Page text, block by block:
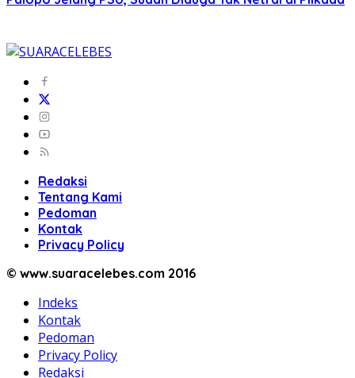
Redaksi
Tentang Kami
Pedoman
Kontak
Privacy Policy
© www.suaracelebes.com 2016
Indeks
Kontak
Pedoman
Privacy Policy
Redaksi